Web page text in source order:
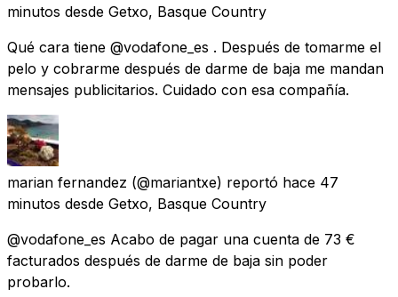
minutos desde Getxo, Basque Country
Qué cara tiene @vodafone_es . Después de tomarme el
pelo y cobrarme después de darme de baja me mandan
mensajes publicitarios. Cuidado con esa compañía.
marian fernandez (@mariantxe) reportó hace 47
minutos desde Getxo, Basque Country
@vodafone_es Acabo de pagar una cuenta de 73 €
facturados después de darme de baja sin poder
probarlo.